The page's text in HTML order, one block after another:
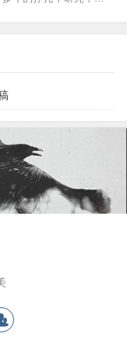
切记录下来；新人最
惯，来…
一张空白的日程表，
段的事项是固定的，
好了。因此，我们处
找到有空白的地方，
的拼图，让人无从下